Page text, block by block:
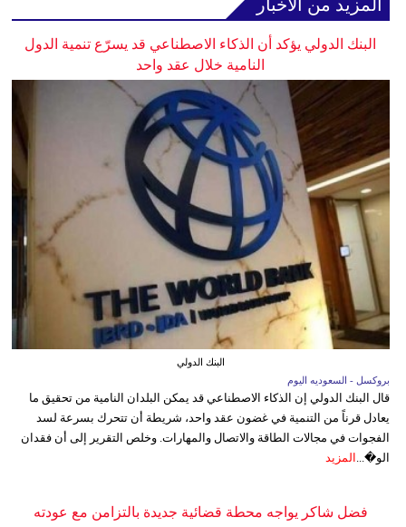
المزيد من الأخبار
البنك الدولي يؤكد أن الذكاء الاصطناعي قد يسرّع تنمية الدول
النامية خلال عقد واحد
البنك الدولي
بروكسل - السعوديه اليوم
قال البنك الدولي إن الذكاء الاصطناعي قد يمكن البلدان النامية من تحقيق ما
يعادل قرناً من التنمية في غضون عقد واحد، شريطة أن تتحرك بسرعة لسد
الفجوات في مجالات الطاقة والاتصال والمهارات. وخلص التقرير إلى أن فقدان
الو�... المزيد
فضل شاكر يواجه محطة قضائية جديدة بالتزامن مع عودته